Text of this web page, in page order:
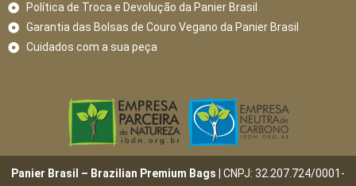
Política de Troca e Devolução da Panier Brasil
Garantia das Bolsas de Couro Vegano da Panier Brasil
Cuidados com a sua peça
Panier Brasil – Brazilian Premium Bags | CNPJ: 32.207.724/0001-